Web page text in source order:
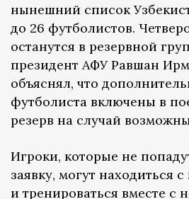
нынешний список
до 26 футболистов.
останутся в резервной
президент АФУ Равшан
объяснял, что
футболиста включены в
резерв на случай
Игроки, которые не
заявку, могут находиться
и тренироваться вместе с